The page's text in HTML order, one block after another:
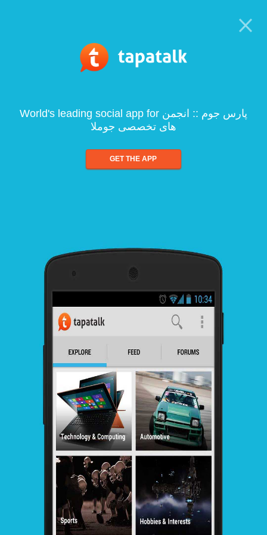
World's leading social app for پارس جوم :: انجمن
های تخصصی جوملا
GET THE APP